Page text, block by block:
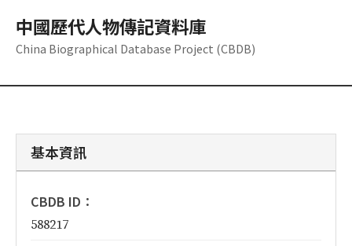
中國歷代人物傳記資料庫
China Biographical Database Project (CBDB)
基本資訊
CBDB ID：
588217